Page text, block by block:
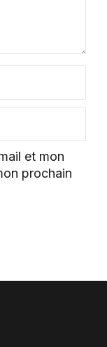
et mon
prochain